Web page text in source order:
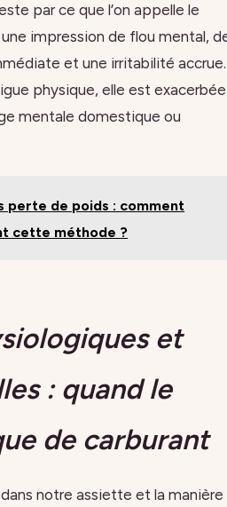
par ce que l’on appelle le
une impression de flou mental,
et une irritabilité accrue.
physique, elle est exacerbée
mentale domestique ou
perte de poids : comment
cette méthode ?
et
: quand le
de carburant
notre assiette et la manière